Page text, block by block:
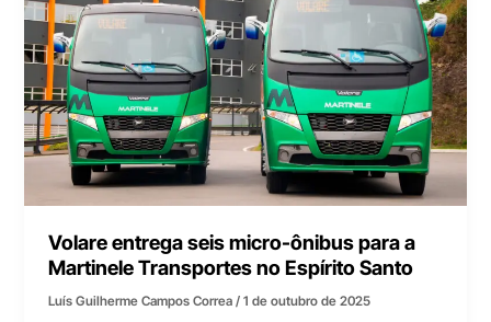
Volare entrega seis micro-ônibus para a
Martinele Transportes no Espírito Santo
Luís Guilherme Campos Correa/1 de outubro de 2025